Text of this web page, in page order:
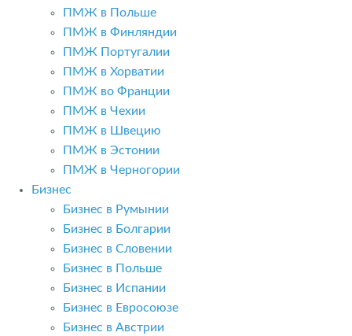
ПМЖ в Польше
ПМЖ в Финляндии
ПМЖ Португалии
ПМЖ в Хорватии
ПМЖ во Франции
ПМЖ в Чехии
ПМЖ в Швецию
ПМЖ в Эстонии
ПМЖ в Черногории
Бизнес
Бизнес в Румынии
Бизнес в Болгарии
Бизнес в Словении
Бизнес в Польше
Бизнес в Испании
Бизнес в Евросоюзе
Бизнес в Австрии